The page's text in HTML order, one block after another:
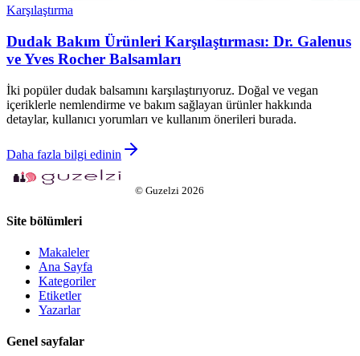
Karşılaştırma
Dudak Bakım Ürünleri Karşılaştırması: Dr. Galenus
ve Yves Rocher Balsamları
İki popüler dudak balsamını karşılaştırıyoruz. Doğal ve vegan
içeriklerle nemlendirme ve bakım sağlayan ürünler hakkında
detaylar, kullanıcı yorumları ve kullanım önerileri burada.
Daha fazla bilgi edinin
© Guzelzi 2026
Site bölümleri
Makaleler
Ana Sayfa
Kategoriler
Etiketler
Yazarlar
Genel sayfalar